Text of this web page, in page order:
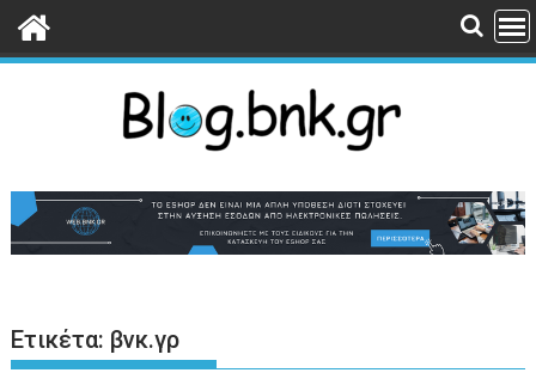
Περάστε
στο
περιεχόμενο
Ετικέτα: βνκ.γρ